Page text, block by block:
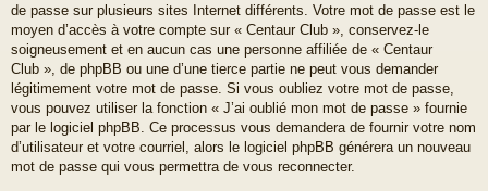
de passe sur plusieurs sites Internet différents. Votre mot de passe est le
moyen d’accès à votre compte sur « Centaur Club », conservez-le
soigneusement et en aucun cas une personne affiliée de « Centaur
Club », de phpBB ou une d’une tierce partie ne peut vous demander
légitimement votre mot de passe. Si vous oubliez votre mot de passe,
vous pouvez utiliser la fonction « J’ai oublié mon mot de passe » fournie
par le logiciel phpBB. Ce processus vous demandera de fournir votre nom
d’utilisateur et votre courriel, alors le logiciel phpBB générera un nouveau
mot de passe qui vous permettra de vous reconnecter.